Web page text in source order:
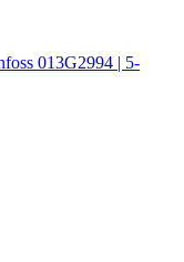
013G2994 | 5-